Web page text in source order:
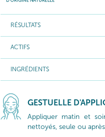
RÉSULTATS
ACTIFS
INGRÉDIENTS
GESTUELLE
Appliquer matin et
nettoyés, seule ou